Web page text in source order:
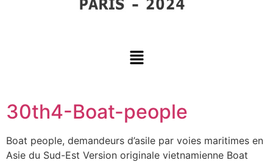
30th4-Boat-people
Boat people, demandeurs d’asile par voies maritimes en
Asie du Sud-Est Version originale vietnamienne Boat